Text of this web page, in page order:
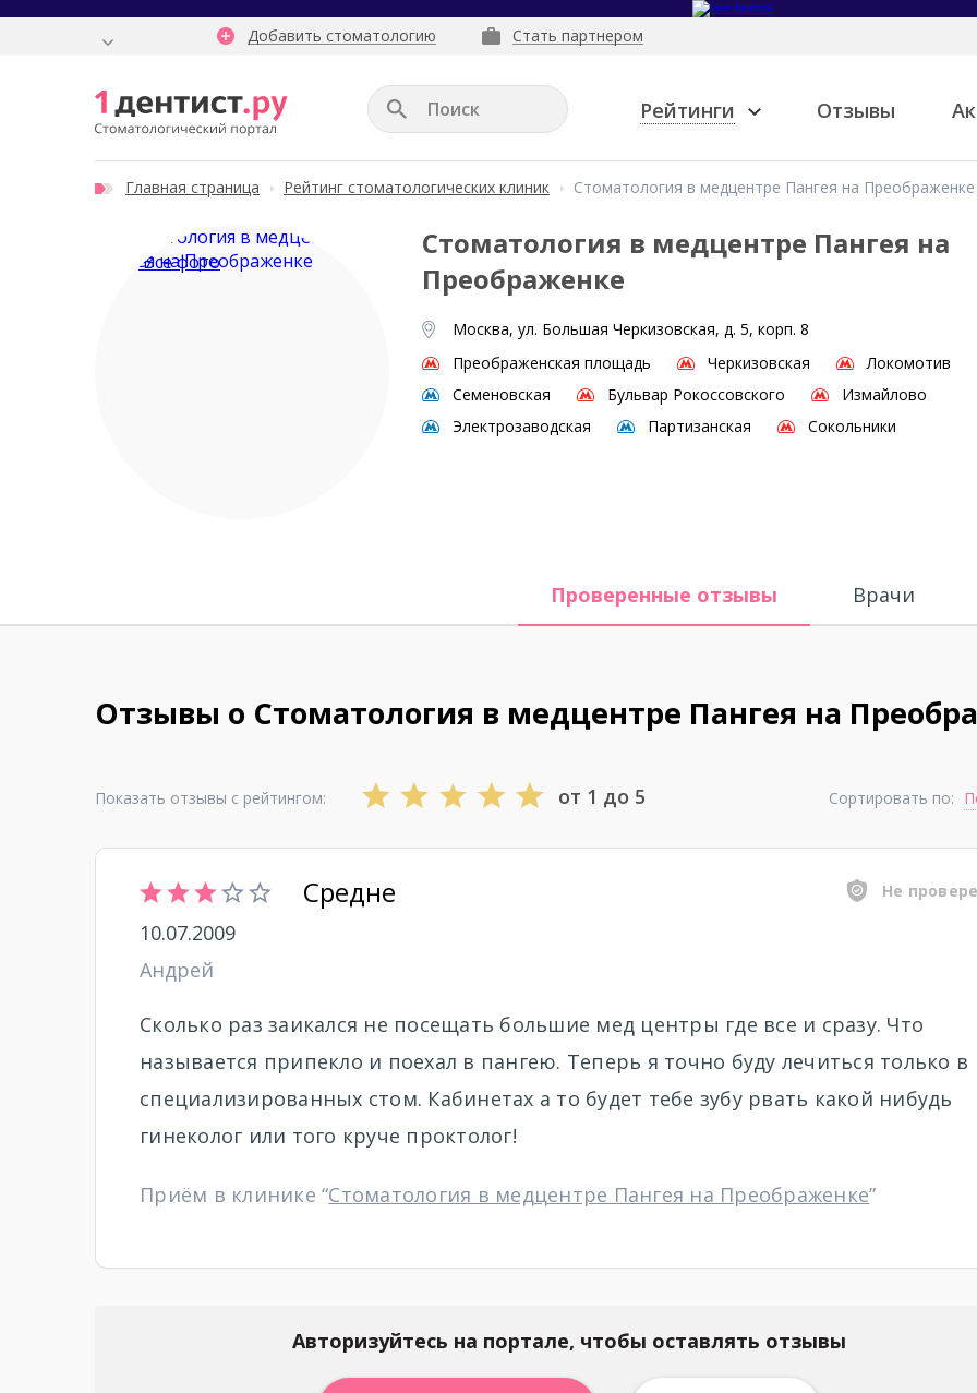
Добавить стоматологию Стать партнером
Рейтинги Отзывы
Главная страница Рейтинг стоматологических клиник Стоматология в медцентре Пангея на Преображенке
Все фото
Стоматология в медцентре Пангея на
Преображенке
Москва, ул. Большая Черкизовская, д. 5, корп. 8
Преображенская площадь
Черкизовская
Локомотив
Семеновская
Бульвар Рокоссовского
Измайлово
Электрозаводская
Партизанская Сокольники
Проверенные отзывы Врачи
Отзывы о Стоматология в медцентре Пангея на
Показать отзывы с рейтингом: от 1 до 5 Сортировать по:
Средне Не
10.07.2009
Андрей
Сколько раз заикался не посещать большие мед центры где все и сразу. Что
называется припекло и поехал в пангею. Теперь я точно буду лечиться только в
специализированных стом. Кабинетах а то будет тебе зубу рвать какой нибудь
гинеколог или того круче проктолог!
Приём в клинике “Стоматология в медцентре Пангея на Преображенке”
Авторизуйтесь на портале, чтобы оставлять отзывы